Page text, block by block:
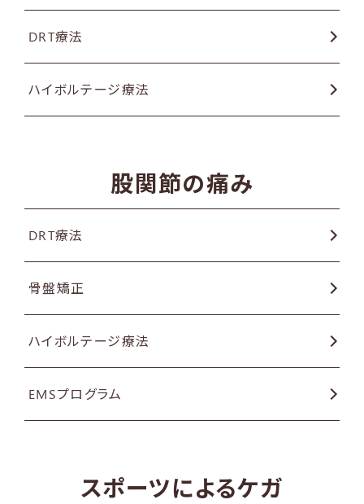
DRT療法
ハイボルテージ療法
股関節の痛み
DRT療法
骨盤矯正
ハイボルテージ療法
EMSプログラム
スポーツによるケガ